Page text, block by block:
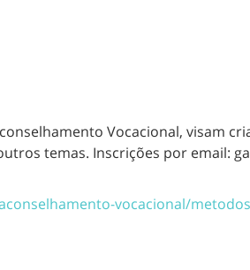
Vocacional, visam
temas. Inscrições por email:
vocacional/